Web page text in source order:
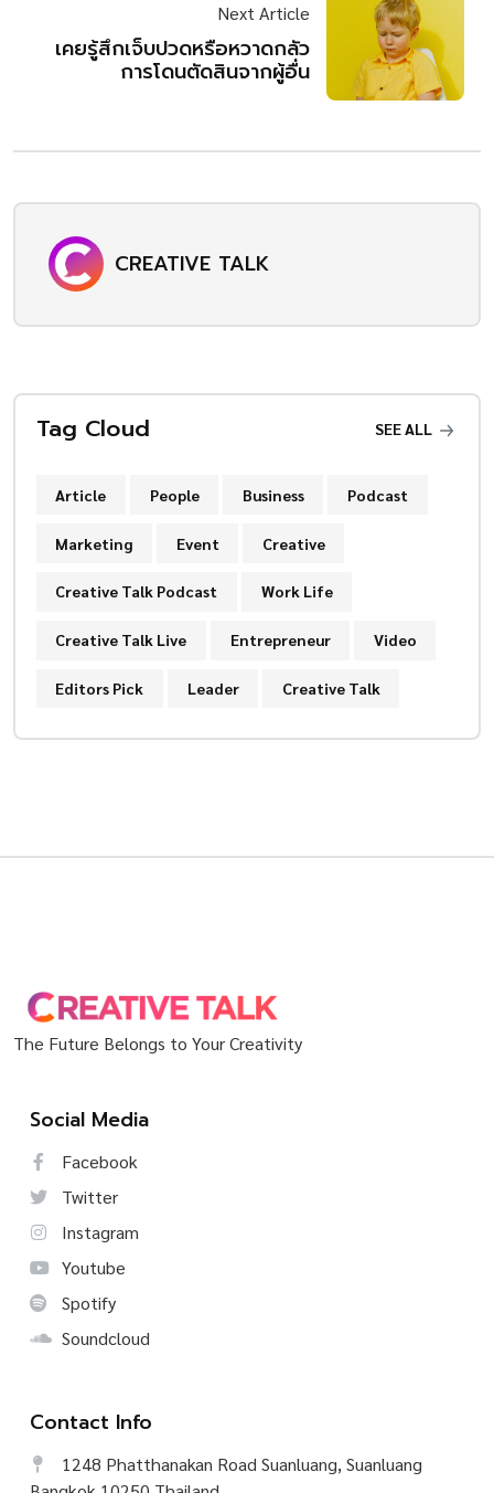
Next Article
เคยรู้สึกเจ็บปวดหรือหวาดกลัว
การโดนตัดสินจากผู้อื่น
CREATIVE TALK
Tag Cloud SEE ALL
Article People Business Podcast
Marketing Event Creative
Creative Talk Podcast Work Life
Creative Talk Live Entrepreneur Video
Editors Pick Leader Creative Talk
The Future Belongs to Your Creativity
Social Media
Facebook
Twitter
Instagram
Youtube
Spotify
Soundcloud
Contact Info
1248 Phatthanakan Road Suanluang, Suanluang